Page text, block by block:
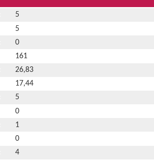
5
5
0
161
26,83
17,44
5
0
1
0
4